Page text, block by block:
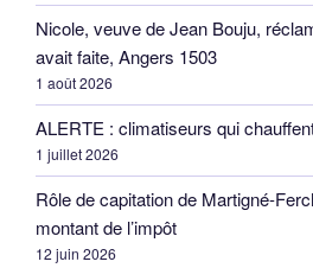
Nicole, veuve de Jean Bouju,
avait faite, Angers 1503
1 août 2026
ALERTE : climatiseurs qui
1 juillet 2026
Rôle de capitation de Martigné-
montant de l’impôt
12 juin 2026